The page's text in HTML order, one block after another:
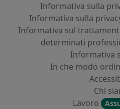
Informativa sulla
Informativa sulla
Informativa sul
determinati
Informativa
In che modo
Chi
Lavoro